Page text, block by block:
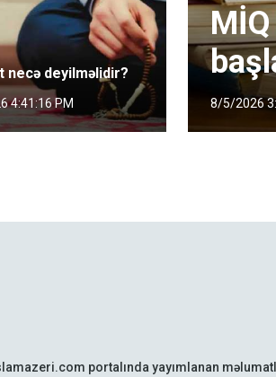
necə deyilməlidir?
4:41:16 PM 8/5/2026
portalında yayımlanan